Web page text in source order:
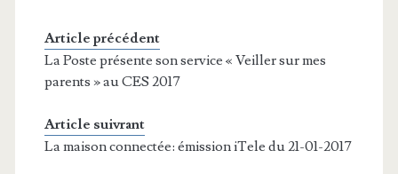
Article précédent
La Poste présente son service « Veiller sur mes
parents » au CES 2017
Article suivrant
La maison connectée: émission iTele du 21-01-2017